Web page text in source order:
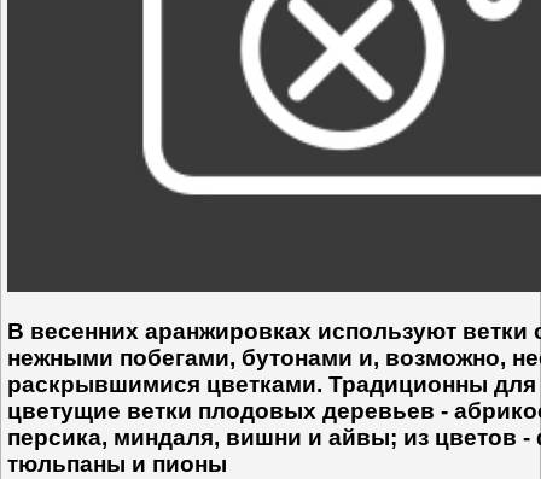
В весенних аранжировках используют
нежными побегами, бутонами и, возможно,
раскрывшимися цветками. Традиционны для
цветущие ветки плодовых деревьев -
персика, миндаля, вишни и айвы; из цветов
тюльпаны и пионы